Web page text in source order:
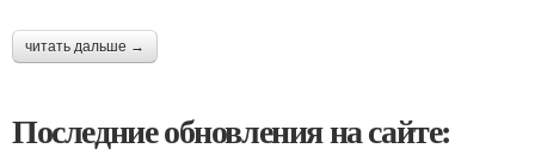
читать дальше →
Последние обновления на сайте: